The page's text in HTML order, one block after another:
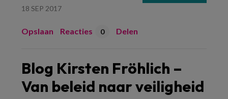
18 SEP 2017
Opslaan Reacties 0 Delen
Blog Kirsten Fröhlich –
Van beleid naar veiligheid